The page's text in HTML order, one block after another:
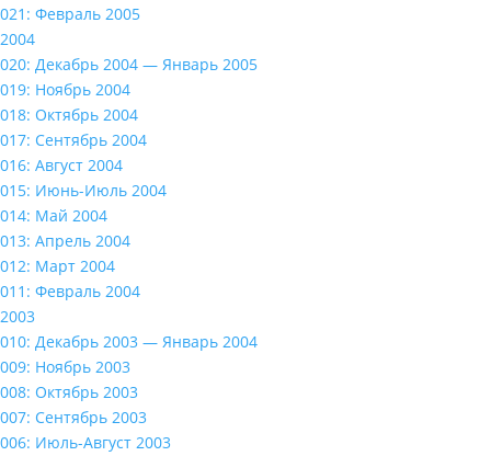
021: Февраль 2005
2004
020: Декабрь 2004 — Январь 2005
019: Ноябрь 2004
018: Октябрь 2004
017: Сентябрь 2004
016: Август 2004
015: Июнь-Июль 2004
014: Май 2004
013: Апрель 2004
012: Март 2004
011: Февраль 2004
2003
010: Декабрь 2003 — Январь 2004
009: Ноябрь 2003
008: Октябрь 2003
007: Сентябрь 2003
006: Июль-Август 2003